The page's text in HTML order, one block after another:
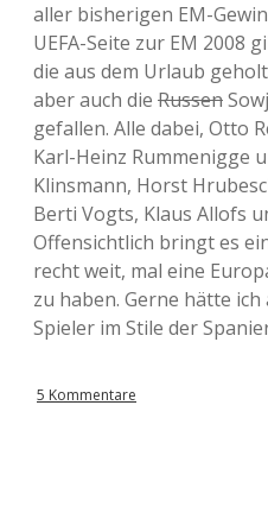
aller bisherigen EM-
UEFA-Seite zur EM 2008
die aus dem Urlaub
aber auch die Russen
gefallen. Alle dabei, Otto
Karl-Heinz Rummenigge
Klinsmann, Horst
Berti Vogts, Klaus Allofs
Offensichtlich bringt es
recht weit, mal eine
zu haben. Gerne hätte
Spieler im Stile der
5 Kommentare